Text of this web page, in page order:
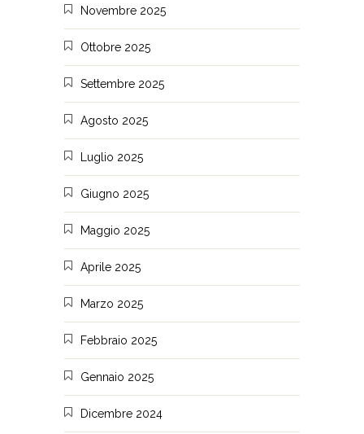
Novembre 2025
Ottobre 2025
Settembre 2025
Agosto 2025
Luglio 2025
Giugno 2025
Maggio 2025
Aprile 2025
Marzo 2025
Febbraio 2025
Gennaio 2025
Dicembre 2024